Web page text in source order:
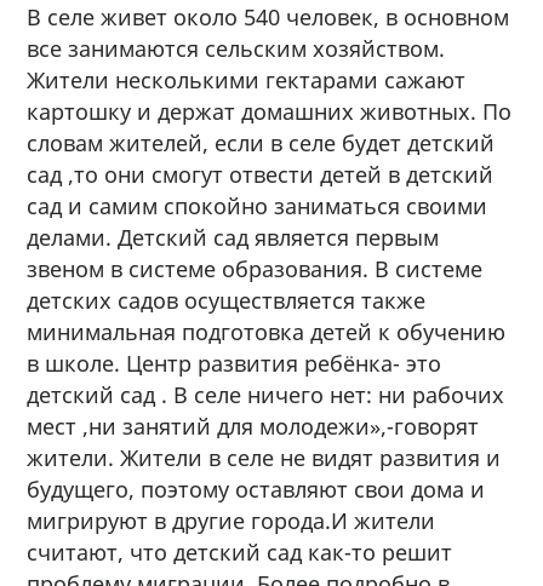
В селе живет около 540 человек, в основном
все занимаются сельским хозяйством.
Жители несколькими гектарами сажают
картошку и держат домашних животных. По
словам жителей, если в селе будет детский
сад ,то они смогут отвести детей в детский
сад и самим спокойно заниматься своими
делами. Детский сад является первым
звеном в системе образования. В системе
детских садов осуществляется также
минимальная подготовка детей к обучению
в школе. Центр развития ребёнка- это
детский сад . В селе ничего нет: ни рабочих
мест ,ни занятий для молодежи»,-говорят
жители. Жители в селе не видят развития и
будущего, поэтому оставляют свои дома и
мигрируют в другие города.И жители
считают, что детский сад как-то решит